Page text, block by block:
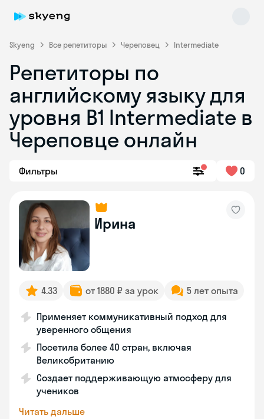
Skyeng Все репетиторы Череповец Intermediate
Репетиторы по
английскому языку для
уровня B1 Intermediate в
Череповце онлайн
Фильтры 0
Ирина
4.33 от 1880 ₽ за урок 5 лет опыта
Применяет коммуникативный подход для
уверенного общения
Посетила более 40 стран, включая
Великобританию
Создает поддерживающую атмосферу для
учеников
Читать дальше
Skyeng Chat